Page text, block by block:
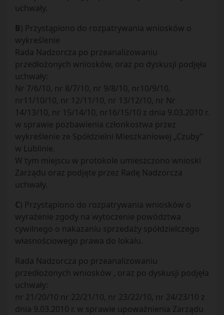
uchwały.
B) Przystąpiono do rozpatrywania wniosków o
wykreślenie
Rada Nadzorcza po przeanalizowaniu
przedłożonych wniosków, oraz po dyskusji podjęła
uchwały:
Nr 7/6/10, nr 8/7/10, nr 9/8/10, nr10/9/10,
nr11/10/10, nr 12/11/10, nr 13/12/10, nr Nr
14/13/10, nr 15/14/10, nr16/15/10 z dnia 9.03.2010 r.
w sprawie pozbawienia członkostwa przez
wykreślenie ze Spółdzielni Mieszkaniowej „Czuby”
w Lublinie.
W tym miejscu w protokole umieszczono wnioski
Zarządu oraz podjęte przez Radę Nadzorcza
uchwały.
C) Przystąpiono do rozpatrywania wniosków o
wyrażenie zgody na wytoczenie powództwa
cywilnego o nakazaniu sprzedaży spółdzielczego
własnościowego prawa do lokalu.
Rada Nadzorcza po przeanalizowaniu
przedłożonych wniosków , oraz po dyskusji podjęła
uchwały:
nr 21/20/10 nr 22/21/10, nr 23/22/10, nr 24/23/10 z
dnia 9.03.2010 r. w sprawie upoważnienia Zarządu